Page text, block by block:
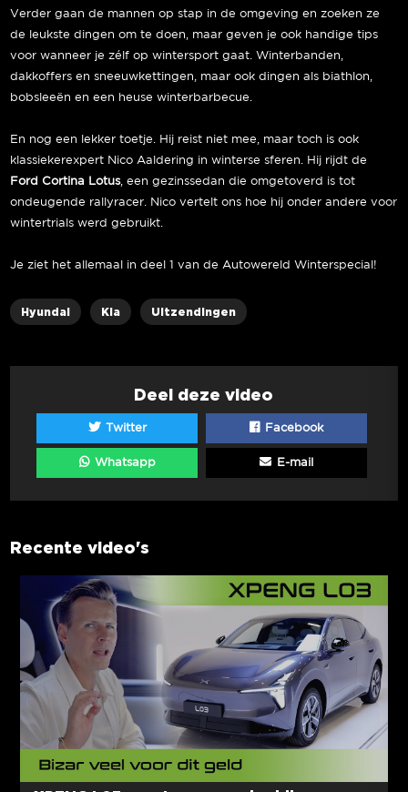
Verder gaan de mannen op stap in de omgeving en zoeken ze
de leukste dingen om te doen, maar geven je ook handige tips
voor wanneer je zélf op wintersport gaat. Winterbanden,
dakkoffers en sneeuwkettingen, maar ook dingen als biathlon,
bobsleeën en een heuse winterbarbecue.
En nog een lekker toetje. Hij reist niet mee, maar toch is ook
klassiekerexpert Nico Aaldering in winterse sferen. Hij rijdt de
Ford Cortina Lotus, een gezinssedan die omgetoverd is tot
ondeugende rallyracer. Nico vertelt ons hoe hij onder andere voor
wintertrials werd gebruikt.
Je ziet het allemaal in deel 1 van de Autowereld Winterspecial!
Hyundai Kia Uitzendingen
Deel deze video
Twitter Facebook
Whatsapp E-mail
Recente video's